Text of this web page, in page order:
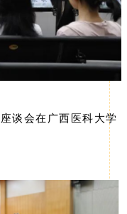
谈会在广西医科大学